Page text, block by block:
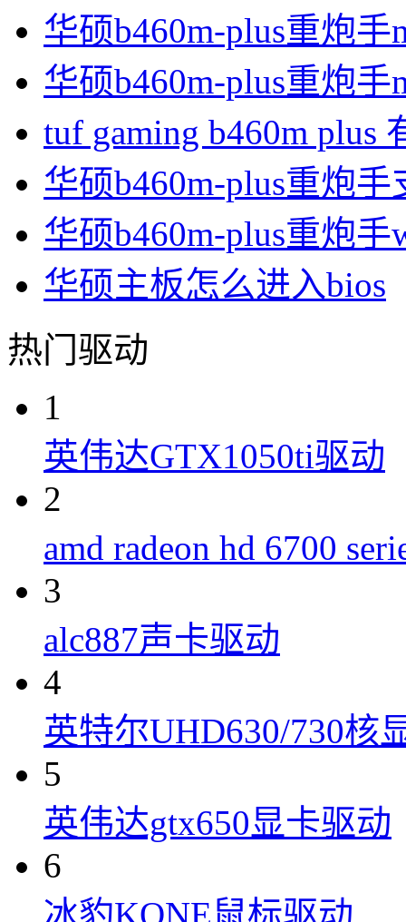
华硕b460m-plus重炮手
华硕b460m-plus重炮手
tuf gaming b460m plus
华硕b460m-plus重炮手
华硕b460m-plus重炮
华硕主板怎么进入bios
热门驱动
1
英伟达GTX1050ti驱动
2
amd radeon hd 6700
3
alc887声卡驱动
4
英特尔UHD630/730核
5
英伟达gtx650显卡驱动
6
冰豹KONE鼠标驱动